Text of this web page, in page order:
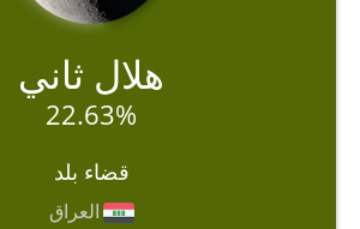
هلال ثاني
22.63%
قضاء بلد
العراق